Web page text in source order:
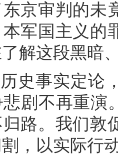
京审判的未
军国主义的
解这段黑暗
史事实定论
剧不再重演
路。我们敦
，以实际行